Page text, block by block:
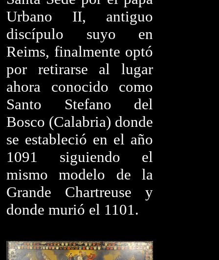
Urbano II, antiguo
discípulo suyo en
Reims, finalmente optó
por retirarse al lugar
ahora conocido como
Santo Stefano del
Bosco (Calabria) donde
se estableció en el año
1091 siguiendo el
mismo modelo de la
Grande Chartreuse y
donde murió el 1101.